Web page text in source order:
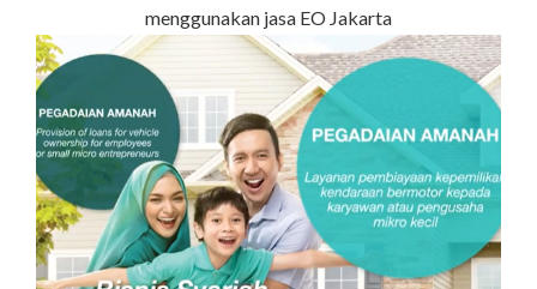
menggunakan jasa EO Jakarta